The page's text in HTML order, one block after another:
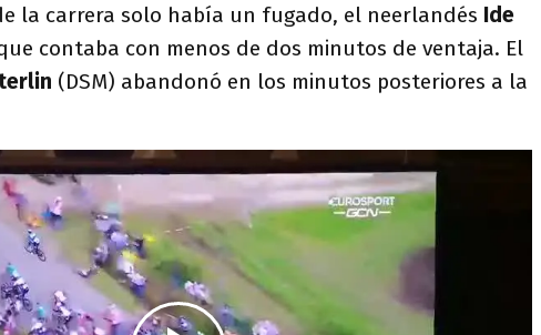
la carrera solo había un fugado, el neerlandés Ide
contaba con menos de dos minutos de ventaja. El
(DSM) abandonó en los minutos posteriores a la